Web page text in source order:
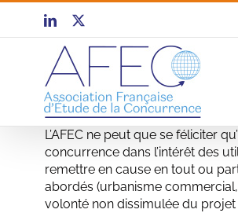
Passer
contenu
LinkedIn
X
L’AFEC ne peut que se féliciter
concurrence dans l’intérêt des
remettre en cause en tout ou
abordés (urbanisme
volonté non dissimulée du projet